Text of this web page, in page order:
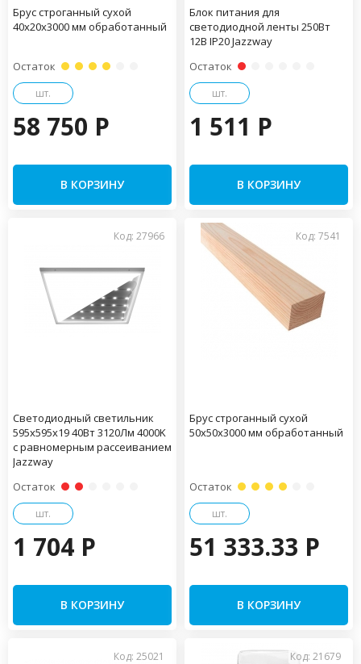
Брус строганный сухой
40х20х3000 мм обработанный
Остаток
шт.
58 750 P
В КОРЗИНУ
Блок питания для
светодиодной ленты 250Вт
12В IP20 Jazzway
Остаток
шт.
1 511 P
В КОРЗИНУ
Код: 27966
Светодиодный светильник
595x595x19 40Вт 3120Лм 4000K
с равномерным рассеиванием
Jazzway
Остаток
шт.
1 704 P
В КОРЗИНУ
Код: 7541
Брус строганный сухой
50х50х3000 мм обработанный
Остаток
шт.
51 333.33 P
В КОРЗИНУ
Код: 25021 Код: 21679